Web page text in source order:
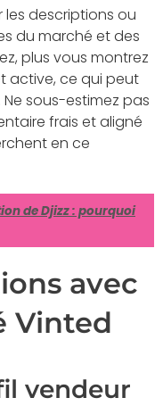
les descriptions ou
du marché et des
plus vous montrez
active, ce qui peut
sous-estimez pas
frais et aligné
en ce
de Djizz : pourquoi
avec
Vinted
vendeur